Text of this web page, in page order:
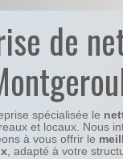
de
spécialisée le
et locaux. Nous
à vous offrir le
, adapté à votre